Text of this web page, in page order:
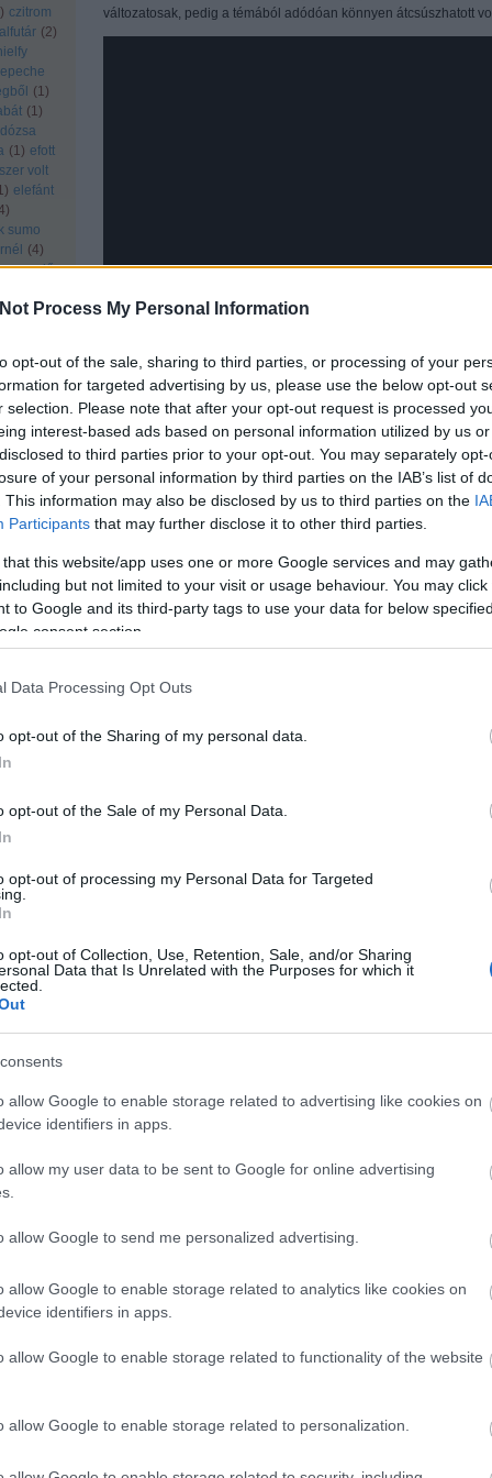
Process My Personal Information
opt-out of the sale, sharing to third parties, or processing of your
for targeted advertising by us, please use the below opt-out
selection. Please note that after your opt-out request is processed
interest-based ads based on personal information utilized by us
to third parties prior to your opt-out. You may separately
of your personal information by third parties on the IAB’s list of
This information may also be disclosed by us to third parties on the
Participants that may further disclose it to other third parties.
that this website/app uses one or more Google services and may
but not limited to your visit or usage behaviour. You may
to Google and its third-party tags to use your data for below
consent section.
Data Processing Opt Outs
opt-out of the Sharing of my personal data.
opt-out of the Sale of my Personal Data.
opt-out of processing my Personal Data for Targeted
opt-out of Collection, Use, Retention, Sale, and/or Sharing
Data that Is Unrelated with the Purposes for which it
allow Google to enable storage related to advertising like cookies on
identifiers in apps.
allow my user data to be sent to Google for online advertising
allow Google to send me personalized advertising.
allow Google to enable storage related to analytics like cookies on
identifiers in apps.
allow Google to enable storage related to functionality of the website
allow Google to enable storage related to personalization.
) czitrom
(2)
(1)
(1)
dózsa
(1) efott
volt
) elefánt
)
sumo
(4)
erdő
(4)
(1)
(1)
péter
giuseppe
10
gödör
n
(1)
4)
honey
) hobo
2 ) illuzio
( 26)
háta
priest
) kapolcs
(1 )
band
(16)
( 2)
(
shock
(1)
(1
le zinc
változatosak, pedig a témából adódóan könnyen átcsúszhatott
Csaknekedkislány – Na Ná Ba Bám (2015)
A Csaknekedkislány egyike azoknak az „újhullámos”
semmiből, pár év alatt jutottak a legtöbb embert vonzó
gyakorlatilag mindenhol teltház előtt lépnek fel, az A38
megtöltötték elővételben. Ez mondjuk annyira nem csoda,
közhelyes bulizenét játszanak – első lemezük csupa ilyen dalból
Leírása szerint ez egy zenei karikatúra-album, amely az
underground előadóit idézi meg. Paródiának azért nem
dolgoztak át, hanem saját számokat írtak az adott zenekarok
zseniális a legvisszafogottabb jelző: Darvas Benedek és
szövegvilág és az előadói stílus terén maradandót alkottak.
Az Elefánt szóvegei már az elejétől fogva kimagaslottak a
úgy lettek zeneileg is egyre kiforrottabbak. Tavaly megjelent
eddigi csúcsot: az EL 10 dala egyszerre bír kimondottan
sarkall semmi mással nem törődő pogózásra – amit a